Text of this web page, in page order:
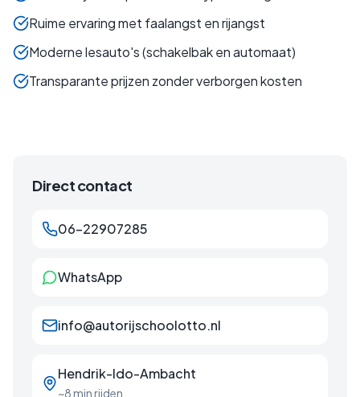
Ruime ervaring met faalangst en rijangst
Moderne lesauto's (schakelbak en automaat)
Transparante prijzen zonder verborgen kosten
Direct contact
06-22907285
WhatsApp
info@autorijschoolotto.nl
Hendrik-Ido-Ambacht
~8 min rijden